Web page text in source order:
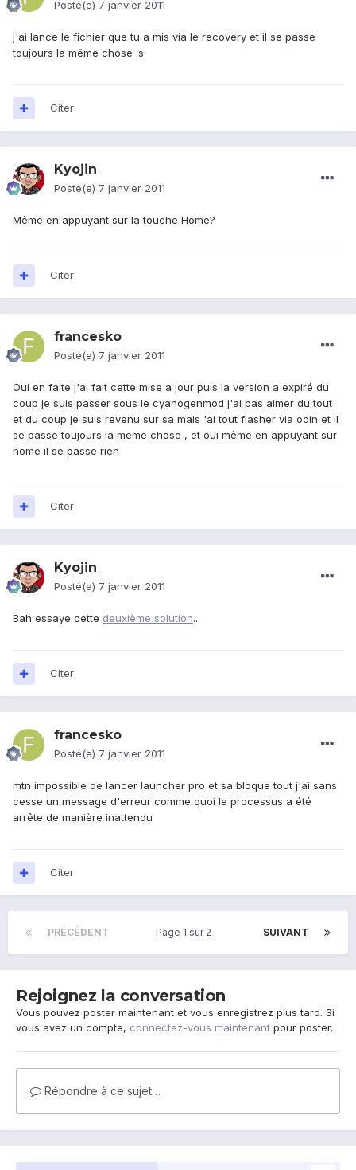
Posté(e) 7 janvier 2011
j'ai lance le fichier que tu a mis via le recovery et il se passe
toujours la même chose :s
Citer
Kyojin
Posté(e) 7 janvier 2011
Même en appuyant sur la touche Home?
Citer
francesko
Posté(e) 7 janvier 2011
Oui en faite j'ai fait cette mise a jour puis la version a expiré du
coup je suis passer sous le cyanogenmod j'ai pas aimer du tout
et du coup je suis revenu sur sa mais 'ai tout flasher via odin et il
se passe toujours la meme chose , et oui même en appuyant sur
home il se passe rien
Citer
Kyojin
Posté(e) 7 janvier 2011
Bah essaye cette deuxième solution..
Citer
francesko
Posté(e) 7 janvier 2011
mtn impossible de lancer launcher pro et sa bloque tout j'ai sans
cesse un message d'erreur comme quoi le processus a été
arrête de manière inattendu
Citer
PRÉCÉDENT SUIVANT
Page 1 sur 2
Rejoignez la conversation
Vous pouvez poster maintenant et vous enregistrez plus tard. Si
vous avez un compte, connectez-vous maintenant pour poster.
Répondre à ce sujet…